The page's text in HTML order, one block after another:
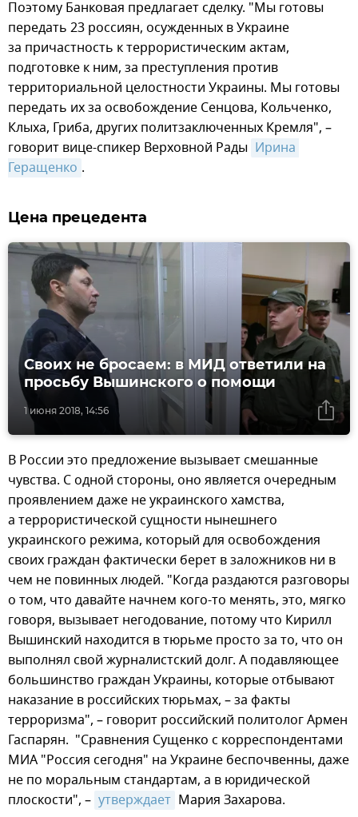
Поэтому Банковая предлагает сделку. "Мы готовы
передать 23 россиян, осужденных в Украине
за причастность к террористическим актам,
подготовке к ним, за преступления против
территориальной целостности Украины. Мы готовы
передать их за освобождение Сенцова, Кольченко,
Клыха, Гриба, других политзаключенных Кремля", –
говорит вице-спикер Верховной Рады Ирина
Геращенко .
Цена прецедента
1 июня 2018, 14:56
Своих не бросаем: в МИД ответили на
просьбу Вышинского о помощи
В России это предложение вызывает смешанные
чувства. С одной стороны, оно является очередным
проявлением даже не украинского хамства,
а террористической сущности нынешнего
украинского режима, который для освобождения
своих граждан фактически берет в заложников ни в
чем не повинных людей. "Когда раздаются разговоры
о том, что давайте начнем кого-то менять, это, мягко
говоря, вызывает негодование, потому что Кирилл
Вышинский находится в тюрьме просто за то, что он
выполнял свой журналистский долг. А подавляющее
большинство граждан Украины, которые отбывают
наказание в российских тюрьмах, – за факты
терроризма", – говорит российский политолог Армен
Гаспарян. "Cравнения Сущенко с корреспондентами
МИА "Россия сегодня" на Украине беспочвенны, даже
не по моральным стандартам, а в юридической
плоскости", – утверждает Мария Захарова.